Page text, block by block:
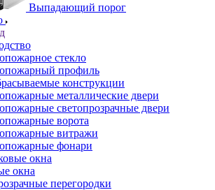
Выпадающий порог
стекло
профиль
конструкции
металлические двери
светопрозрачные двери
ворота
витражи
фонари
окна
окна
перегородки